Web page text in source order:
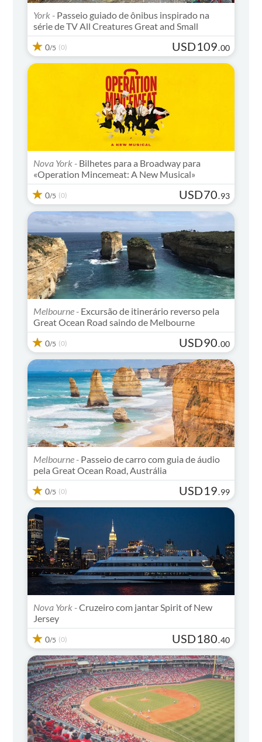
York - Passeio guiado de ônibus inspirado na
série de TV All Creatures Great and Small
0/5 (0) USD109.00
Nova York - Bilhetes para a Broadway para
«Operation Mincemeat: A New Musical»
0/5 (0) USD70.93
Melbourne - Excursão de itinerário reverso pela
Great Ocean Road saindo de Melbourne
0/5 (0) USD90.00
Melbourne - Passeio de carro com guia de áudio
pela Great Ocean Road, Austrália
0/5 (0) USD19.99
Nova York -Cruzeiro com jantar Spirit of New
Jersey
0/5 (0) USD180.40